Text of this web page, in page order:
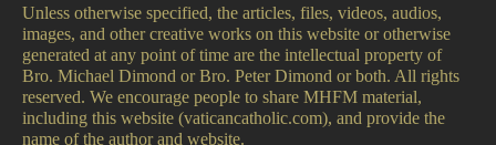
Unless otherwise specified, the articles, files, videos, audios,
images, and other creative works on this website or otherwise
generated at any point of time are the intellectual property of
Bro. Michael Dimond or Bro. Peter Dimond or both. All rights
reserved. We encourage people to share MHFM material,
including this website (vaticancatholic.com), and provide the
name of the author and website.